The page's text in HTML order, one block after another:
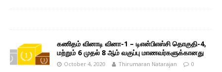
கணிதம் வினாடி வினா-1 – டிஎன்பிஎஸ்சி தொகுதி-4,
மற்றும் 6 முதல் 8 ஆம் வகுப்பு மாணவர்களுக்கானது
October 4, 2020 Thirumaran Natarajan 0